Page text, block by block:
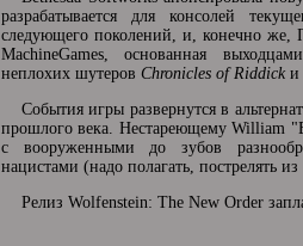
разрабатывается для консолей
следующего поколений, и, конечно же,
MachineGames, основанная
неплохих шутеров Chronicles of Riddick и
События игры развернутся в
прошлого века. Нестареющему William
с вооруженными до зубов
нацистами (надо полагать, пострелять
Релиз Wolfenstein: The New Order